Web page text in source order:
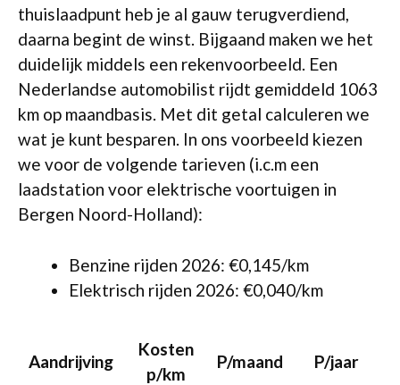
thuislaadpunt heb je al gauw terugverdiend,
daarna begint de winst. Bijgaand maken we het
duidelijk middels een rekenvoorbeeld. Een
Nederlandse automobilist rijdt gemiddeld 1063
km op maandbasis. Met dit getal calculeren we
wat je kunt besparen. In ons voorbeeld kiezen
we voor de volgende tarieven (i.c.m een
laadstation voor elektrische voortuigen in
Bergen Noord-Holland):
Benzine rijden 2026: €0,145/km
Elektrisch rijden 2026: €0,040/km
Aandrijving
Kosten
p/km
P/maand P/jaar